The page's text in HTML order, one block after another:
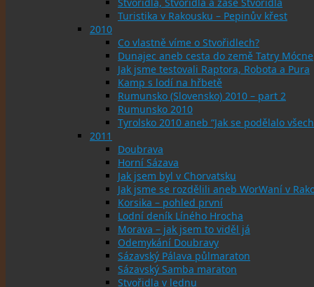
Turistika v Rakousku – Pepinův křest
2010
Co vlastně víme o Stvořidlech?
Dunajec aneb cesta do země Tatry Mócne
Jak jsme testovali Raptora, Robota a Pura
Kamp s lodí na hřbetě
Rumunsko (Slovensko) 2010 – part 2
Rumunsko 2010
Tyrolsko 2010 aneb “Jak se podělalo
2011
Doubrava
Horní Sázava
Jak jsem byl v Chorvatsku
Jak jsme se rozdělili aneb WorWaní v
Korsika – pohled první
Lodní deník Líného Hrocha
Morava – jak jsem to viděl já
Odemykání Doubravy
Sázavský Pálava půlmaraton
Sázavský Samba maraton
Stvořidla v lednu